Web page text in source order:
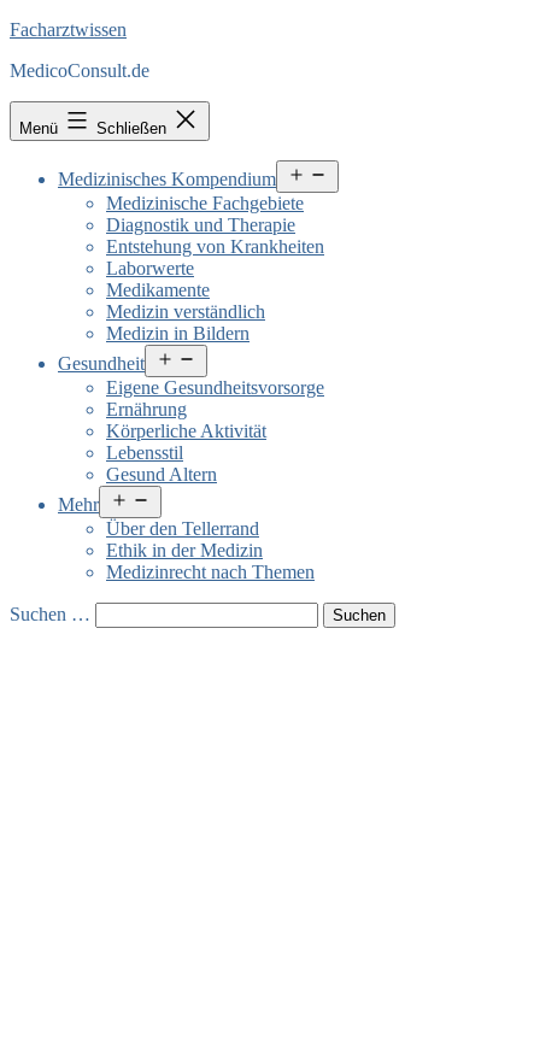
Facharztwissen
MedicoConsult.de
Menü Schließen
Medizinisches Kompendium
öffnen
Medizinische Fachgebiete
Diagnostik und Therapie
Entstehung von Krankheiten
Laborwerte
Medikamente
Medizin verständlich
Medizin in Bildern
Gesundheit
öffnen
Eigene Gesundheitsvorsorge
Ernährung
Körperliche Aktivität
Lebensstil
Gesund Altern
Mehr
öffnen
Über den Tellerrand
Ethik in der Medizin
Medizinrecht nach Themen
Suchen …